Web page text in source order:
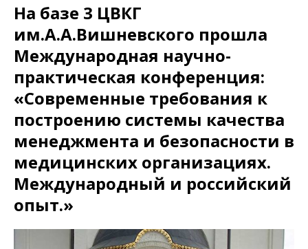
На базе 3 ЦВКГ
им.А.А.Вишневского прошла
Международная научно-
практическая конференция:
«Современные требования к
построению системы качества
менеджмента и безопасности в
медицинских организациях.
Международный и российский
опыт.»